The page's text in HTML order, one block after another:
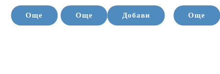
Още Още Добави Още